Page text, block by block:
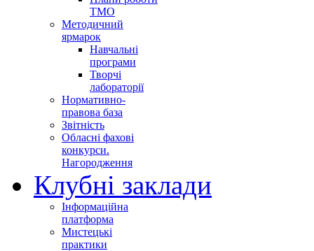
ТМО
Методичний
ярмарок
Навчальні
програми
Творчі
лабораторії
Нормативно-
правова база
Звітність
Обласні фахові
конкурси.
Нагородження
Клубні заклади
Інформаційна
платформа
Мистецькі
практики